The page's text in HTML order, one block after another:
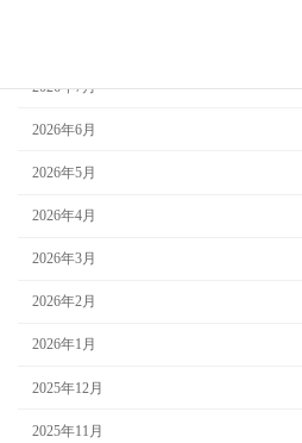
2026年7月
2026年6月
2026年5月
2026年4月
2026年3月
2026年2月
2026年1月
2025年12月
2025年11月